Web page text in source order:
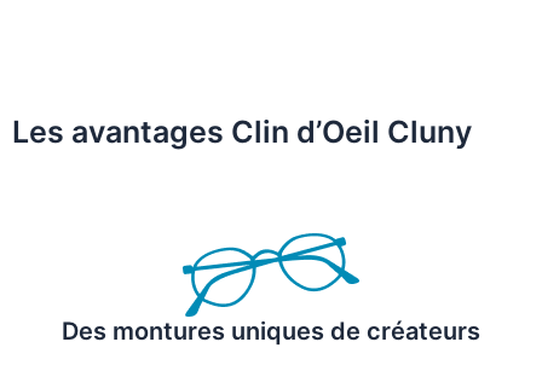
Les avantages Clin d’Oeil Cluny
Des montures uniques de créateurs